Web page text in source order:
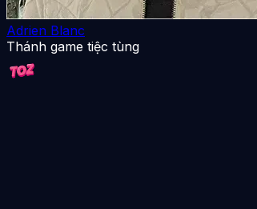
Adrien Blanc
Thánh game tiệc tùng